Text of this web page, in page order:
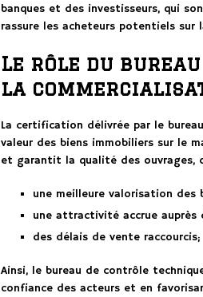
banques et des investisseurs, qui
rassure les acheteurs potentiels
Le rôle du
la
La certification délivrée par le
valeur des biens immobiliers sur le
et garantit la qualité des ouvrages,
une meilleure valorisation des
une attractivité accrue auprès
des délais de vente raccourcis;
Ainsi, le bureau de contrôle
confiance des acteurs et en